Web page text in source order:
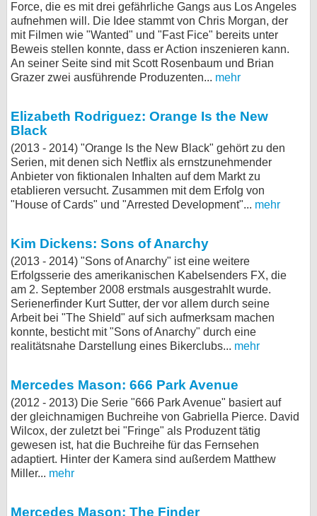
Force, die es mit drei gefährliche Gangs aus Los Angeles
aufnehmen will. Die Idee stammt von Chris Morgan, der
mit Filmen wie "Wanted" und "Fast Fice" bereits unter
Beweis stellen konnte, dass er Action inszenieren kann.
An seiner Seite sind mit Scott Rosenbaum und Brian
Grazer zwei ausführende Produzenten... mehr
Elizabeth Rodriguez: Orange Is the New
Black
(2013 - 2014) "Orange Is the New Black" gehört zu den
Serien, mit denen sich Netflix als ernstzunehmender
Anbieter von fiktionalen Inhalten auf dem Markt zu
etablieren versucht. Zusammen mit dem Erfolg von
"House of Cards" und "Arrested Development"... mehr
Kim Dickens: Sons of Anarchy
(2013 - 2014) "Sons of Anarchy" ist eine weitere
Erfolgsserie des amerikanischen Kabelsenders FX, die
am 2. September 2008 erstmals ausgestrahlt wurde.
Serienerfinder Kurt Sutter, der vor allem durch seine
Arbeit bei "The Shield" auf sich aufmerksam machen
konnte, besticht mit "Sons of Anarchy" durch eine
realitätsnahe Darstellung eines Bikerclubs... mehr
Mercedes Mason: 666 Park Avenue
(2012 - 2013) Die Serie "666 Park Avenue" basiert auf
der gleichnamigen Buchreihe von Gabriella Pierce. David
Wilcox, der zuletzt bei "Fringe" als Produzent tätig
gewesen ist, hat die Buchreihe für das Fernsehen
adaptiert. Hinter der Kamera sind außerdem Matthew
Miller... mehr
Mercedes Mason: The Finder